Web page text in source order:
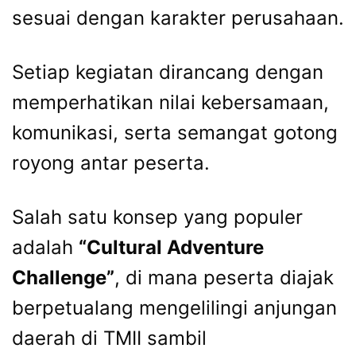
sesuai dengan karakter perusahaan.
Setiap kegiatan dirancang dengan
memperhatikan nilai kebersamaan,
komunikasi, serta semangat gotong
royong antar peserta.
Salah satu konsep yang populer
adalah “Cultural Adventure
Challenge”, di mana peserta diajak
berpetualang mengelilingi anjungan
daerah di TMII sambil